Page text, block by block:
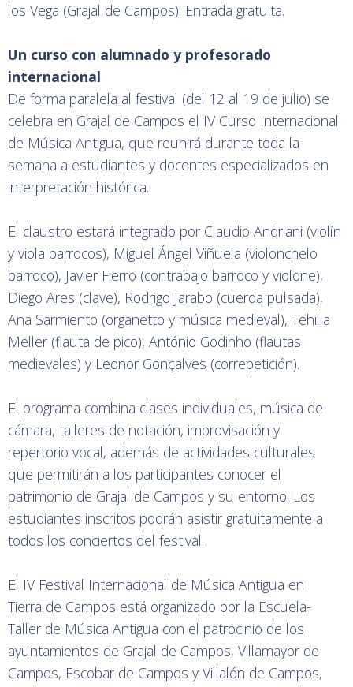
los Vega (Grajal de Campos). Entrada gratuita.
Un curso con alumnado y profesorado
internacional
De forma paralela al festival (del 12 al 19 de julio) se
celebra en Grajal de Campos el IV Curso Internacional
de Música Antigua, que reunirá durante toda la
semana a estudiantes y docentes especializados en
interpretación histórica.
El claustro estará integrado por Claudio Andriani (violín
y viola barrocos), Miguel Ángel Viñuela (violonchelo
barroco), Javier Fierro (contrabajo barroco y violone),
Diego Ares (clave), Rodrigo Jarabo (cuerda pulsada),
Ana Sarmiento (organetto y música medieval), Tehilla
Meller (flauta de pico), António Godinho (flautas
medievales) y Leonor Gonçalves (correpetición).
El programa combina clases individuales, música de
cámara, talleres de notación, improvisación y
repertorio vocal, además de actividades culturales
que permitirán a los participantes conocer el
patrimonio de Grajal de Campos y su entorno. Los
estudiantes inscritos podrán asistir gratuitamente a
todos los conciertos del festival.
El IV Festival Internacional de Música Antigua en
Tierra de Campos está organizado por la Escuela-
Taller de Música Antigua con el patrocinio de los
ayuntamientos de Grajal de Campos, Villamayor de
Campos, Escobar de Campos y Villalón de Campos,